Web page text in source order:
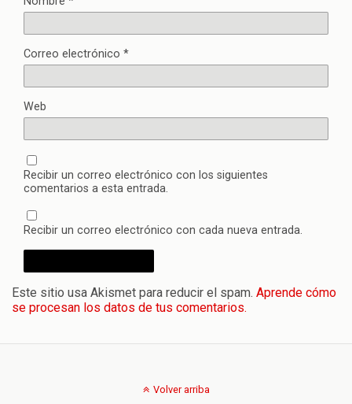
Correo electrónico *
Web
Recibir un correo electrónico con los siguientes
comentarios a esta entrada.
Recibir un correo electrónico con cada nueva entrada.
Este sitio usa Akismet para reducir el spam. Aprende cómo
se procesan los datos de tus comentarios.
Volver arriba